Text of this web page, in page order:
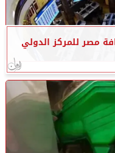
مصر للمركز الدولي